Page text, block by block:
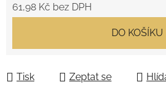
61,98 Kč bez DPH
DO KOŠÍKU
Tisk Zeptat se